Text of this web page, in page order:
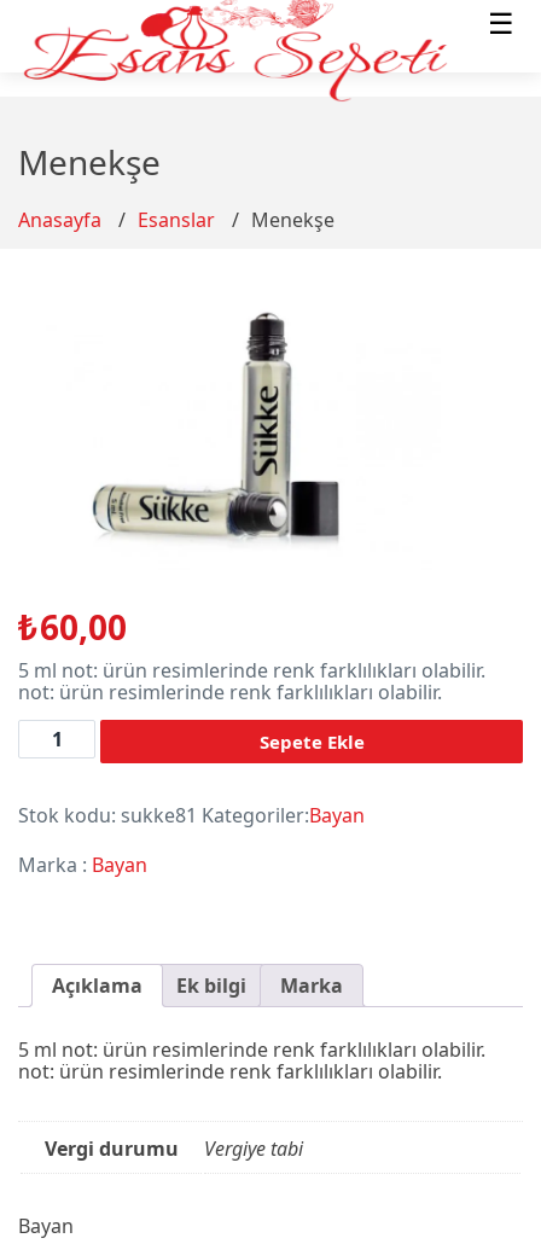
☰
Menekşe
Anasayfa Esanslar Menekşe
₺60,00
5 ml not: ürün resimlerinde renk farklılıkları olabilir.
not: ürün resimlerinde renk farklılıkları olabilir.
Adet
Sepete Ekle
Stok kodu: sukke81 Kategoriler:Bayan
Marka : Bayan
Açıklama Ek bilgi Marka
5 ml not: ürün resimlerinde renk farklılıkları olabilir.
not: ürün resimlerinde renk farklılıkları olabilir.
Vergi durumu Vergiye tabi
Bayan